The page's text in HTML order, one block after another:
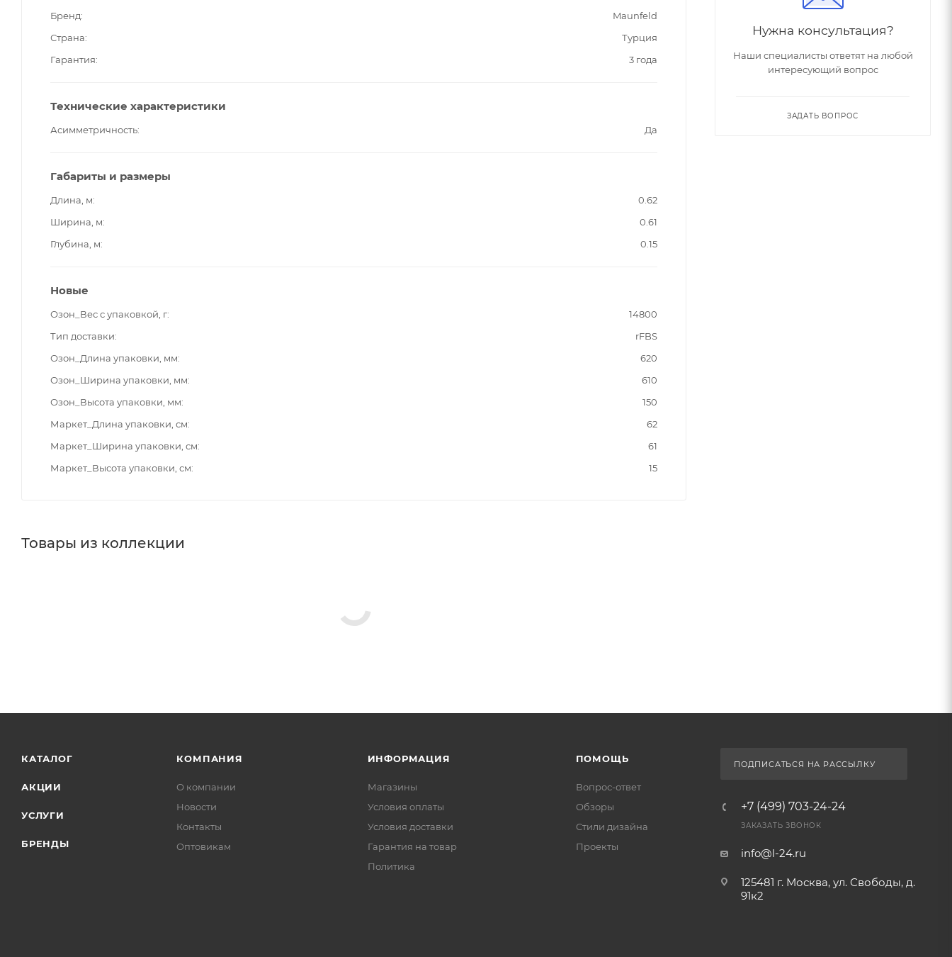
Бренд
Maunfeld
Страна
Турция
Гарантия
3 года
Технические характеристики
Асимметричность Да
Габариты и размеры
Длина, м
0.62
Ширина, м
0.61
Глубина, м
0.15
Новые
Озон_Вес с упаковкой, г
14800
Тип доставки
rFBS
Озон_Длина упаковки, мм
620
Озон_Ширина упаковки, мм
610
Озон_Высота упаковки, мм
150
Маркет_Длина упаковки, см
62
Маркет_Ширина упаковки, см
61
Маркет_Высота упаковки, см
15
Товары из коллекции
Нужна консультация?
Наши специалисты ответят на любой
интересующий вопрос
ЗАДАТЬ ВОПРОС
КАТАЛОГ
АКЦИИ
УСЛУГИ
БРЕНДЫ
КОМПАНИЯ
О компании
Новости
Контакты
Оптовикам
ИНФОРМАЦИЯ
Магазины
Условия оплаты
Условия доставки
Гарантия на товар
Политика
ПОМОЩЬ
Вопрос-ответ
Обзоры
Стили дизайна
Проекты
ПОДПИСАТЬСЯ НА РАССЫЛКУ
+7 (499) 703-24-24
ЗАКАЗАТЬ ЗВОНОК
info@l-24.ru
125481 г. Москва, ул. Свободы, д.
91к2